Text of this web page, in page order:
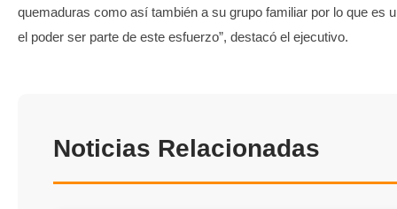
quemaduras como así también a su grupo familiar por lo que es
el poder ser parte de este esfuerzo”, destacó el ejecutivo.
Noticias Relacionadas